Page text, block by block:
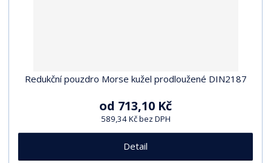
Redukční pouzdro Morse kužel prodloužené DIN2187
od 713,10 Kč
589,34 Kč bez DPH
Detail